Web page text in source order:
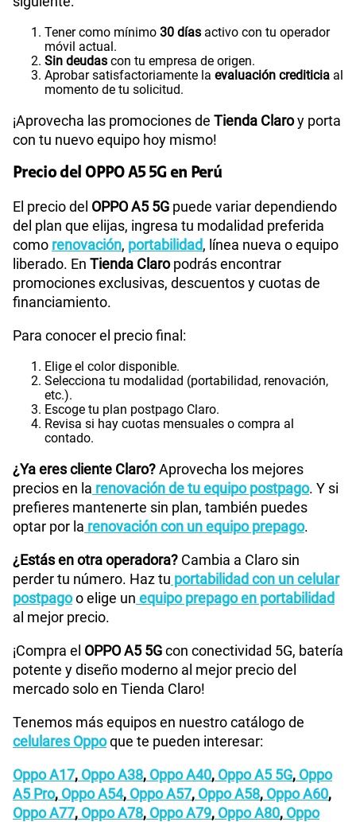
Tener como mínimo 30 días activo con tu operador
móvil actual.
Sin deudas con tu empresa de origen.
Aprobar satisfactoriamente la evaluación crediticia al
momento de tu solicitud.
¡Aprovecha las promociones de Tienda Claroy porta
con tu nuevo equipo hoy mismo!
Precio del OPPO A5 5G en Perú
El precio del OPPO A5 5G puede variar dependiendo
del plan que elijas, ingresa tu modalidad preferida
como renovación, portabilidad, línea nueva o equipo
liberado. En Tienda Claropodrás encontrar
promociones exclusivas, descuentos y cuotas de
financiamiento.
Para conocer el precio final:
Elige el color disponible.
Selecciona tu modalidad (portabilidad, renovación,
etc.).
Escoge tu plan postpago Claro.
Revisa si hay cuotas mensuales o compra al
contado.
¿Ya eres cliente Claro?Aprovecha los mejores
precios en la renovación de tu equipo postpago. Y si
prefieres mantenerte sin plan, también puedes
optar por la renovación con un equipo prepago.
¿Estás en otra operadora? Cambia a Claro sin
perder tu número. Haz tu portabilidad con un celular
postpagoo elige un equipo prepago en portabilidad
al mejor precio.
¡Compra el OPPO A5 5Gcon conectividad 5G, batería
potente y diseño moderno al mejor precio del
mercado solo en Tienda Claro!
Tenemos más equipos en nuestro catálogo de
celulares Oppoque te pueden interesar:
Oppo A17, Oppo A38, Oppo A40, Oppo A5 5G, Oppo
A5 Pro, Oppo A54, Oppo A57, Oppo A58, Oppo A60,
Oppo A77, Oppo A78, Oppo A79, Oppo A80, Oppo